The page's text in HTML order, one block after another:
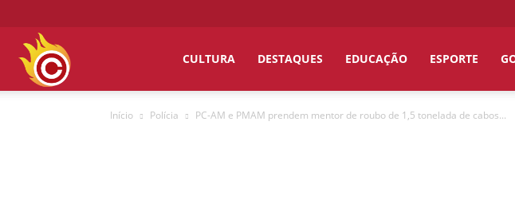
CULTURA DESTAQUES EDUCAÇÃO ESPORTE
Início Polícia PC-AM e PMAM prendem mentor de roubo de 1,5 tonelada de cabos...